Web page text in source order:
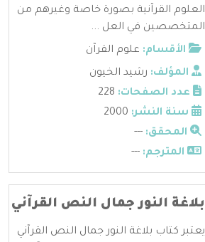
العلوم القرآنية بصورة خاصة وغيرهم من
المتخصصين في العل ...
الأقسام: علوم القرآن
المؤلف: رشيد الخيون
عدد الصفحات:
سنة النشر:
المحقق: ---
المترجم: ---
بلاغة النور جمال النص القرآني
يعتبر كتاب بلاغة النور جمال النص القرآني